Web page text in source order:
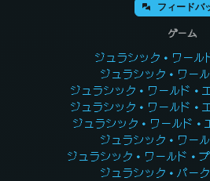
フィードバ
ゲーム
ジュラシック・ワール
ジュラシック・ワー
ジュラシック・ワールド・
ジュラシック・ワールド・
ジュラシック・ワールド・
ジュラシック・ワー
ジュラシック・ワールド・
ジュラシック・パー